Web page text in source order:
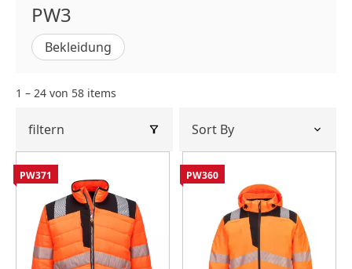
PW3
Bekleidung
1 – 24 von 58 items
filtern
PW371 PW360